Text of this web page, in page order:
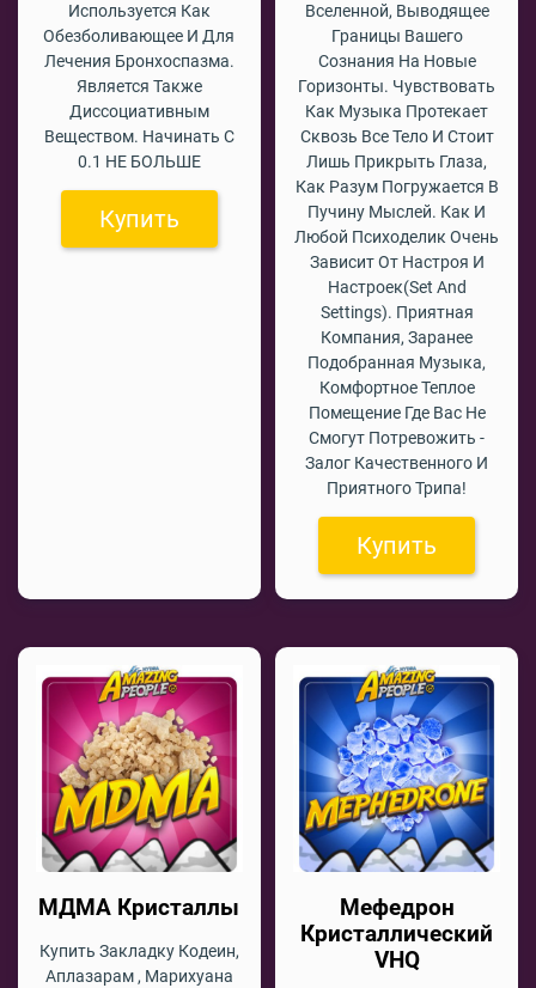
Используется Как
Обезболивающее И Для
Лечения Бронхоспазма.
Является Также
Диссоциативным
Веществом. Начинать С
0.1 НЕ БОЛЬШЕ
Купить
Вселенной, Выводящее
Границы Вашего
Сознания На Новые
Горизонты. Чувствовать
Как Музыка Протекает
Сквозь Все Тело И Стоит
Лишь Прикрыть Глаза,
Как Разум Погружается В
Пучину Мыслей. Как И
Любой Психоделик Очень
Зависит От Настроя И
Настроек(set And
Settings). Приятная
Компания, Заранее
Подобранная Музыка,
Комфортное Теплое
Помещение Где Вас Не
Смогут Потревожить -
Залог Качественного И
Приятного Трипа!
Купить
МДМА Кристаллы
Купить Закладку Кодеин,
Аплазарам , Марихуана
Мефедрон
Кристаллический
VHQ